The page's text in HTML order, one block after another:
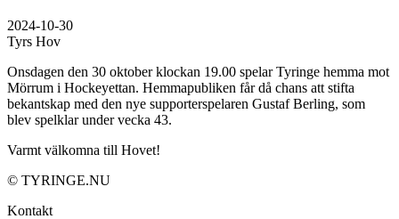
2024-10-30
Tyrs Hov
Onsdagen den 30 oktober klockan 19.00 spelar Tyringe hemma mot
Mörrum i Hockeyettan. Hemmapubliken får då chans att stifta
bekantskap med den nye supporterspelaren Gustaf Berling, som
blev spelklar under vecka 43.
Varmt välkomna till Hovet!
© TYRINGE.NU
Kontakt